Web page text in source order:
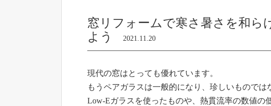
窓リフォームで寒さ暑さを和ら
よう
2021.11.20
現代の窓はとっても優れています。
もうペアガラスは一般的になり、珍しいものでは
Low-Eガラスを使ったものや、熱貫流率の数値の